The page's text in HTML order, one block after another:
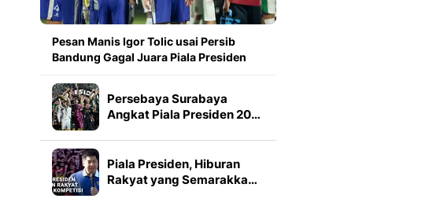
Pesan Manis Igor Tolic usai Persib
Bandung Gagal Juara Piala Presiden
Persebaya Surabaya
Angkat Piala Presiden 20…
Piala Presiden, Hiburan
Rakyat yang Semarakka…